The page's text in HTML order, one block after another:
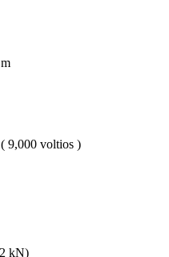
9,000 voltios )
kN)